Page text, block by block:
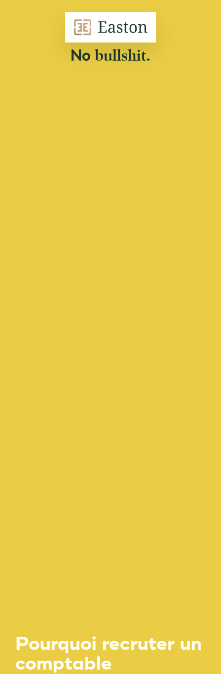
Pourquoi recruter un
comptable